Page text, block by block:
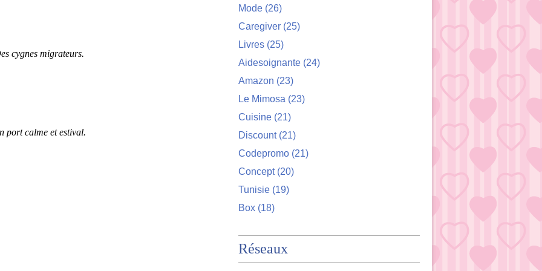
cygnes migrateurs.
port calme et estival.
Mode (26)
Caregiver (25)
Livres (25)
Aidesoignante (24)
Amazon (23)
Le Mimosa (23)
Cuisine (21)
Discount(21)
Codepromo (21)
Concept(20)
Tunisie (19)
Box (18)
Réseaux